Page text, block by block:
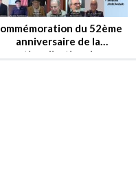
du 52ème
anniversaire de la
nationalisation des